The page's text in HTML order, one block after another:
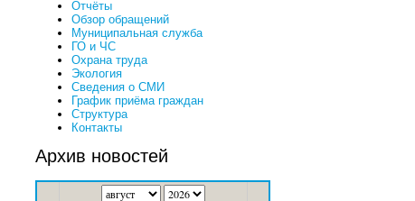
Отчёты
Обзор обращений
Муниципальная служба
ГО и ЧС
Охрана труда
Экология
Сведения о СМИ
График приёма граждан
Структура
Контакты
Архив новостей